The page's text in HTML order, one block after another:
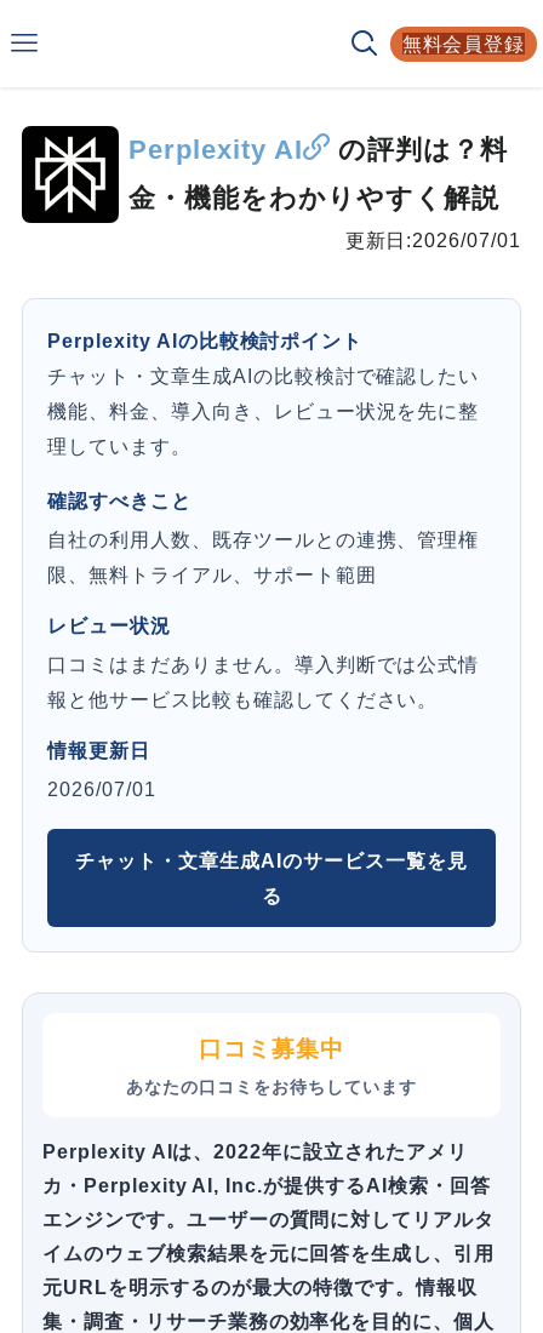
無料会員登録
Perplexity AI
の評判は？料
金・機能をわかりやすく解説
更新日:2026/07/01
Perplexity AIの比較検討ポイント
チャット・文章生成AIの比較検討で確認したい
機能、料金、導入向き、レビュー状況を先に整
理しています。
確認すべきこと
自社の利用人数、既存ツールとの連携、管理権
限、無料トライアル、サポート範囲
レビュー状況
口コミはまだありません。導入判断では公式情
報と他サービス比較も確認してください。
情報更新日
2026/07/01
チャット・文章生成AIのサービス一覧を見
る
口コミ募集中
あなたの口コミをお待ちしています
Perplexity AIは、2022年に設立されたアメリ
カ・Perplexity AI, Inc.が提供するAI検索・回答
エンジンです。ユーザーの質問に対してリアルタ
イムのウェブ検索結果を元に回答を生成し、引用
元URLを明示するのが最大の特徴です。情報収
集・調査・リサーチ業務の効率化を目的に、個人